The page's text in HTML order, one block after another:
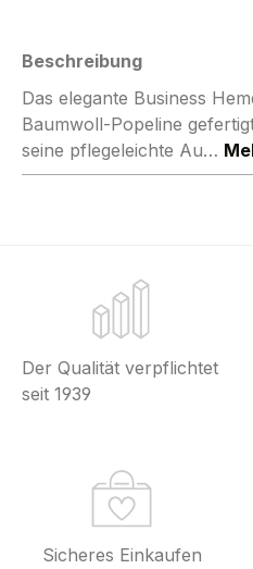
Beschreibung
Das elegante Business
Baumwoll-Popeline
seine pflegeleichte Au…
Der Qualität verpflichtet
seit 1939
Sicheres Einkaufen